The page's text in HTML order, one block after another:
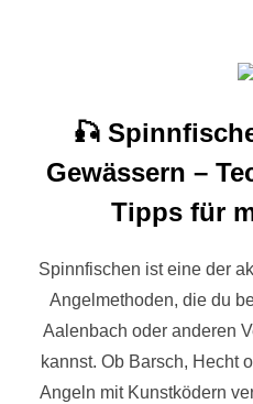
🎣
Gewässern –
Tipps für
Spinnfischen ist eine der
Angelmethoden, die du
Aalenbach oder anderen
kannst. Ob Barsch, Hecht
Angeln mit Kunstködern